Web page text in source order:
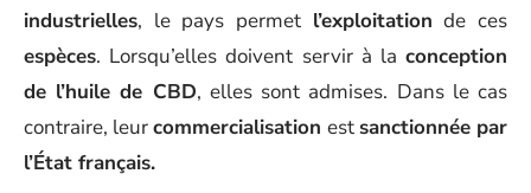
industrielles, le pays permet l’exploitation de ces
espèces. Lorsqu’elles doivent servir à la conception
de l’huile de CBD, elles sont admises. Dans le cas
contraire, leurcommercialisation est sanctionnée par
l’État français.